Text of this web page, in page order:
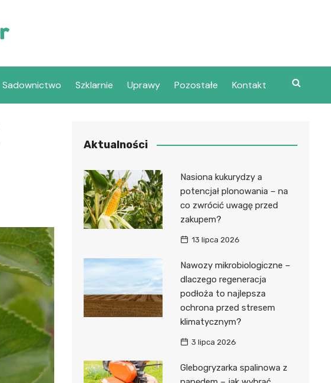
Sadownictwo Szklarnie Uprawy Pozostałe Kontakt
Aktualności
Nasiona kukurydzy a
potencjał plonowania – na
co zwrócić uwagę przed
zakupem?
13 lipca 2026
Nawozy mikrobiologiczne –
dlaczego regeneracja
podłoża to najlepsza
ochrona przed stresem
klimatycznym?
3 lipca 2026
Glebogryzarka spalinowa z